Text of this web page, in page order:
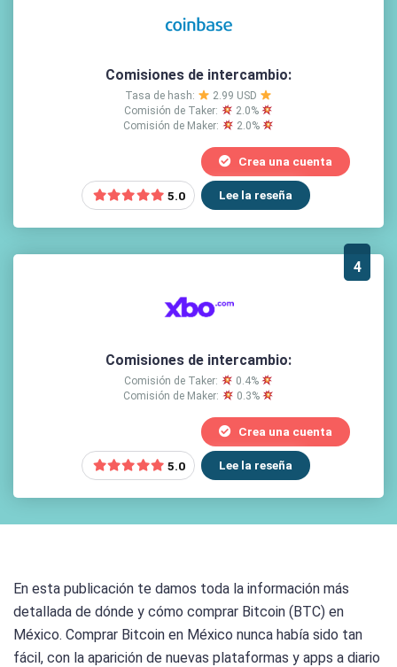
Comisiones de intercambio:
Tasa de hash:
2.99 USD
Comisión de Taker:
2.0%
Comisión de Maker:
2.0%
5.0
Crea una cuenta
Lee la reseña
4
Comisiones de intercambio:
Comisión de Taker:
0.4%
Comisión de Maker:
0.3%
5.0
Crea una cuenta
Lee la reseña
En esta publicación te damos toda la información más
detallada de dónde y cómo comprar Bitcoin (BTC) en
México. Comprar Bitcoin en México nunca había sido tan
fácil, con la aparición de nuevas plataformas y apps a diario